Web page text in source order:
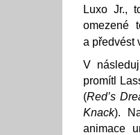
Luxo Jr.,
omezené
a předvést
V
promítl
(Red’s
Knack).
animace